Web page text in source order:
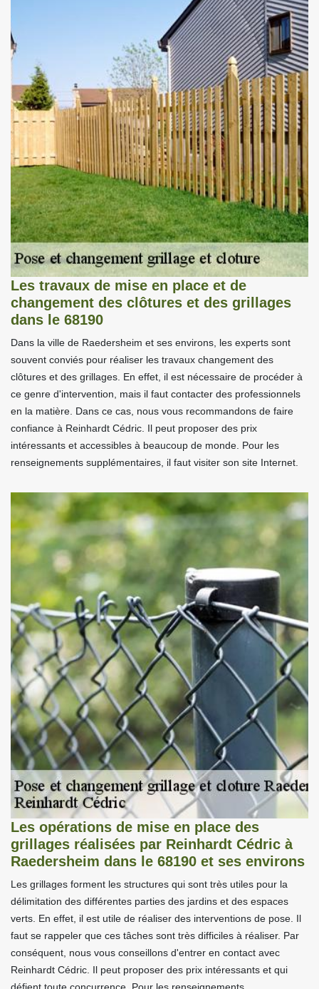
Les travaux de mise en place et de
changement des clôtures et des grillages
dans le 68190
Dans la ville de Raedersheim et ses environs, les experts sont
souvent conviés pour réaliser les travaux changement des
clôtures et des grillages. En effet, il est nécessaire de procéder à
ce genre d'intervention, mais il faut contacter des professionnels
en la matière. Dans ce cas, nous vous recommandons de faire
confiance à Reinhardt Cédric. Il peut proposer des prix
intéressants et accessibles à beaucoup de monde. Pour les
renseignements supplémentaires, il faut visiter son site Internet.
Les opérations de mise en place des
grillages réalisées par Reinhardt Cédric à
Raedersheim dans le 68190 et ses environs
Les grillages forment les structures qui sont très utiles pour la
délimitation des différentes parties des jardins et des espaces
verts. En effet, il est utile de réaliser des interventions de pose. Il
faut se rappeler que ces tâches sont très difficiles à réaliser. Par
conséquent, nous vous conseillons d'entrer en contact avec
Reinhardt Cédric. Il peut proposer des prix intéressants et qui
défient toute concurrence. Pour les renseignements